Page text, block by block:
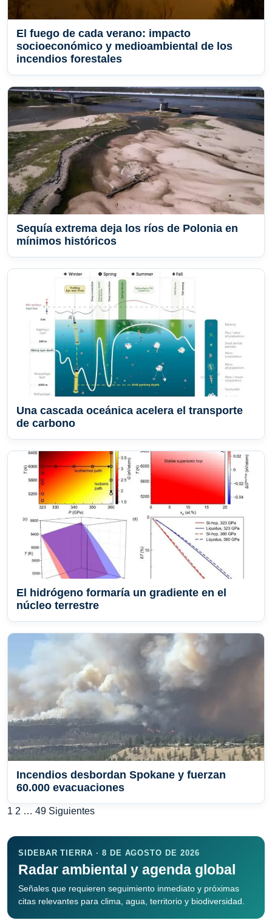
El fuego de cada verano: impacto
socioeconómico y medioambiental de los
incendios forestales
Sequía extrema deja los ríos de Polonia en
mínimos históricos
Una cascada oceánica acelera el transporte
de carbono
El hidrógeno formaría un gradiente en el
núcleo terrestre
Incendios desbordan Spokane y fuerzan
60.000 evacuaciones
Paginación
de
entradas
1 2 … 49 Siguientes
SIDEBAR TIERRA · 8 DE AGOSTO DE 2026
Radar ambiental y agenda global
Señales que requieren seguimiento inmediato y próximas
citas relevantes para clima, agua, territorio y biodiversidad.